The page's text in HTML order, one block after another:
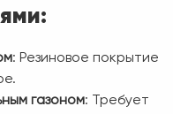
: Резиновое покрытие
газоном: Требует